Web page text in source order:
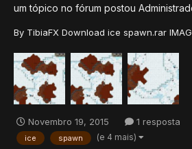
um tópico no fórum postou
By TibiaFX Download ice spawn.rar
Novembro 19, 2015 1 resposta
ice spawn (e 4 mais)